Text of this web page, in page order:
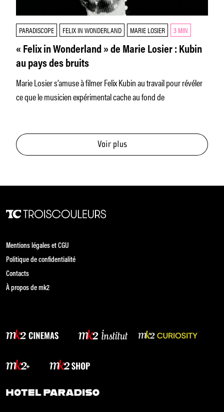
PARADISCOPE FELIX IN WONDERLAND MARIE LOSIER 3 MIN
« Felix in Wonderland » de Marie Losier : Kubin
au pays des bruits
Marie Losier s’amuse à filmer Felix Kubin au travail pour révéler
ce que le musicien expérimental cache au fond de
Voir plus
Mentions légales et CGU
Politique de confidentialité
Contacts
À propos de mk2